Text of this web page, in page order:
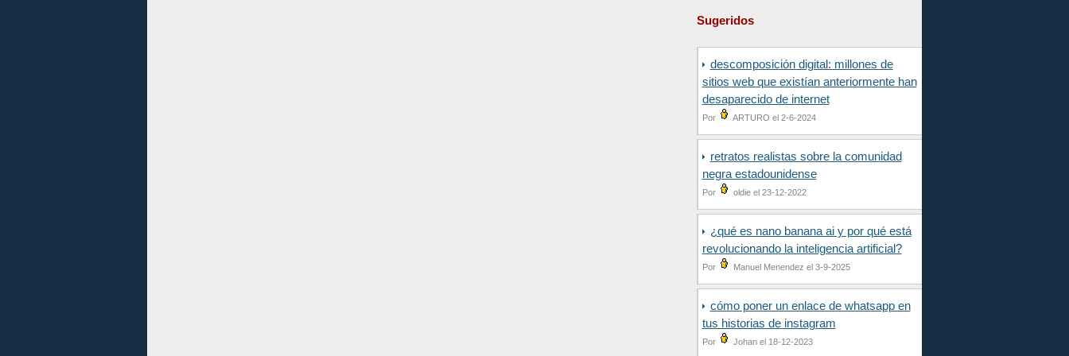
Sugeridos
descomposición digital: millones de
sitios web que existían anteriormente han
desaparecido de internet
Por ARTURO el 2-6-2024
retratos realistas sobre la comunidad
negra estadounidense
Por oldie el 23-12-2022
¿qué es nano banana ai y por qué está
revolucionando la inteligencia artificial?
Por Manuel Menendez el 3-9-2025
cómo poner un enlace de whatsapp en
tus historias de instagram
Por Johan el 18-12-2023